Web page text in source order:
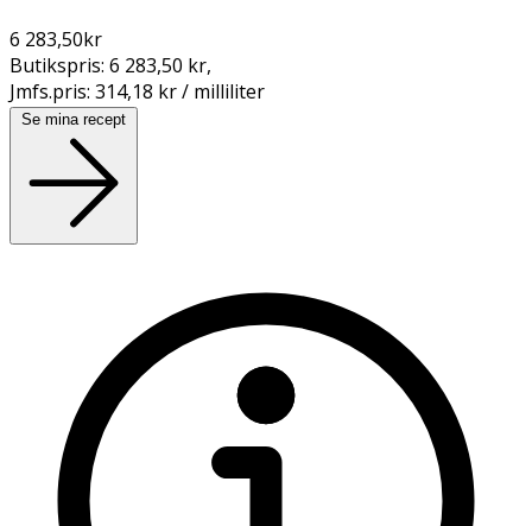
6 283,50kr
Butikspris: 6 283,50 kr,
Jmfs.pris: 314,18 kr / milliliter
Se mina recept